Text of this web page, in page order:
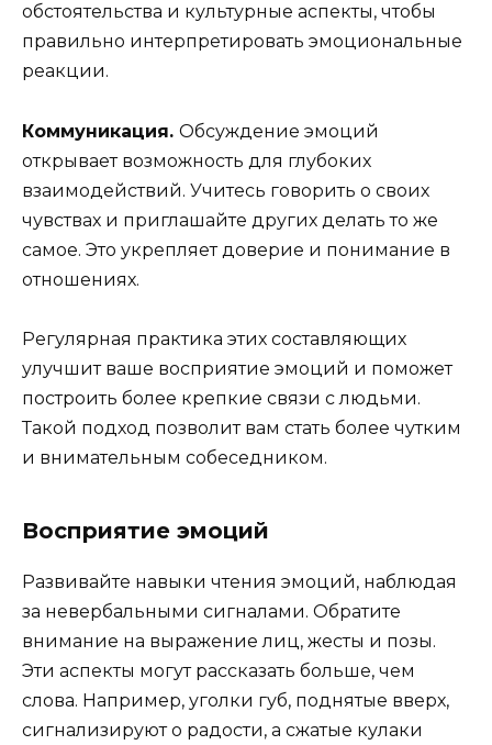
обстоятельства и культурные аспекты, чтобы
правильно интерпретировать эмоциональные
реакции.
Коммуникация. Обсуждение эмоций
открывает возможность для глубоких
взаимодействий. Учитесь говорить о своих
чувствах и приглашайте других делать то же
самое. Это укрепляет доверие и понимание в
отношениях.
Регулярная практика этих составляющих
улучшит ваше восприятие эмоций и поможет
построить более крепкие связи с людьми.
Такой подход позволит вам стать более чутким
и внимательным собеседником.
Восприятие эмоций
Развивайте навыки чтения эмоций, наблюдая
за невербальными сигналами. Обратите
внимание на выражение лиц, жесты и позы.
Эти аспекты могут рассказать больше, чем
слова. Например, уголки губ, поднятые вверх,
сигнализируют о радости, а сжатые кулаки